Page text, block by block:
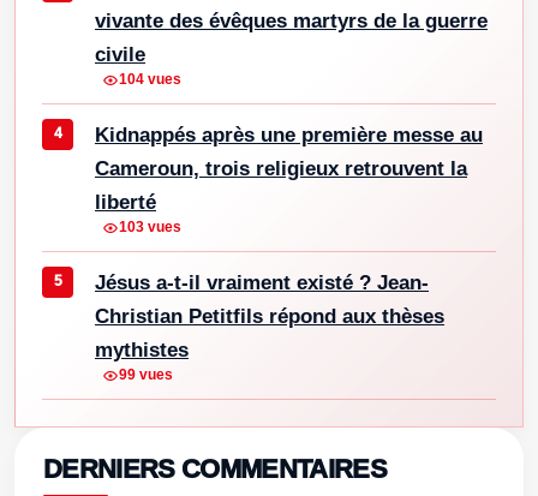
vivante des évêques martyrs de la guerre
civile
104 vues
Kidnappés après une première messe au
Cameroun, trois religieux retrouvent la
liberté
103 vues
Jésus a-t-il vraiment existé ? Jean-
Christian Petitfils répond aux thèses
mythistes
99 vues
DERNIERS COMMENTAIRES